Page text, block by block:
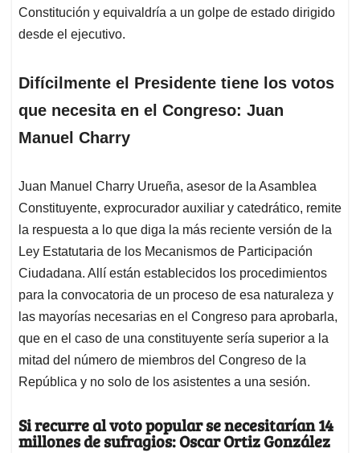
Constitución y equivaldría a un golpe de estado dirigido
desde el ejecutivo.
Difícilmente el Presidente tiene los votos
que necesita en el Congreso: Juan
Manuel Charry
Juan Manuel Charry Urueña, asesor de la Asamblea
Constituyente, exprocurador auxiliar y catedrático, remite
la respuesta a lo que diga la más reciente versión de la
Ley Estatutaria de los Mecanismos de Participación
Ciudadana. Allí están establecidos los procedimientos
para la convocatoria de un proceso de esa naturaleza y
las mayorías necesarias en el Congreso para aprobarla,
que en el caso de una constituyente sería superior a la
mitad del número de miembros del Congreso de la
República y no solo de los asistentes a una sesión.
Si recurre al voto popular se necesitarían 14
millones de sufragios: Oscar Ortiz González